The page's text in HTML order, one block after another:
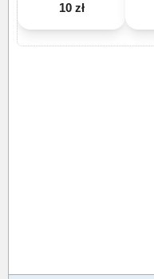
10 zł